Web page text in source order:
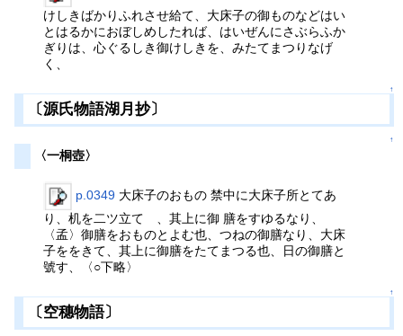
けしきばかりふれさせ給て、大床子の御ものなどはい
とはるかにおぼしめしたれば、はいぜんにさぶらふか
ぎりは、心ぐるしき御けしきを、みたてまつりなげ
く、
↑
〔源氏物語湖月抄〕
↑
〈一桐壺〉
p.0349 大床子のおもの 禁中に大床子所とてあ
り、机を二ツ立てゝ、其上に御 膳をすゆるなり、
〈孟〉御膳をおものとよむ也、つねの御膳なり、大床
子ををきて、其上に御膳をたてまつる也、日の御膳と
號す、〈○下略〉
↑
〔空穗物語〕